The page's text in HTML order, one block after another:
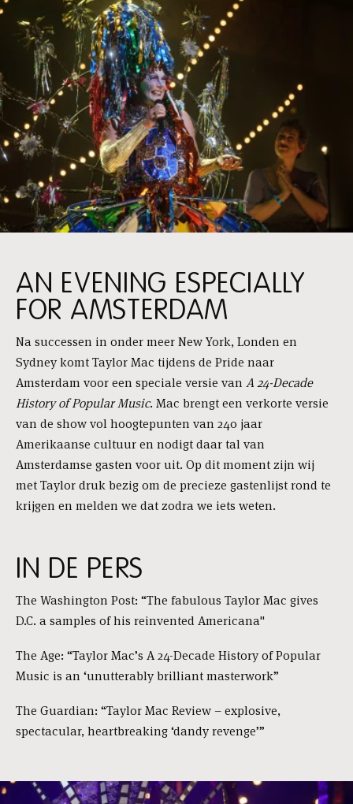
AN EVENING ESPECIALLY
FOR AMSTERDAM
Na successen in onder meer New York, Londen en
Sydney komt Taylor Mac tijdens de Pride naar
Amsterdam voor een speciale versie van A 24-Decade
History of Popular Music. Mac brengt een verkorte versie
van de show vol hoogtepunten van 240 jaar
Amerikaanse cultuur en nodigt daar tal van
Amsterdamse gasten voor uit. Op dit moment zijn wij
met Taylor druk bezig om de precieze gastenlijst rond te
krijgen en melden we dat zodra we iets weten.
IN DE PERS
The Washington Post: “The fabulous Taylor Mac gives
D.C. a samples of his reinvented Americana"
The Age: “Taylor Mac’s A 24-Decade History of Popular
Music is an ‘unutterably brilliant masterwork”
The Guardian: “Taylor Mac Review – explosive,
spectacular, heartbreaking ‘dandy revenge’”